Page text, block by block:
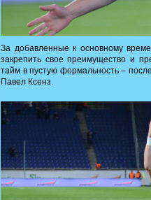
За добавленные к основному
закрепить свое преимущество и
тайм в пустую формальность –
Павел Ксенз.